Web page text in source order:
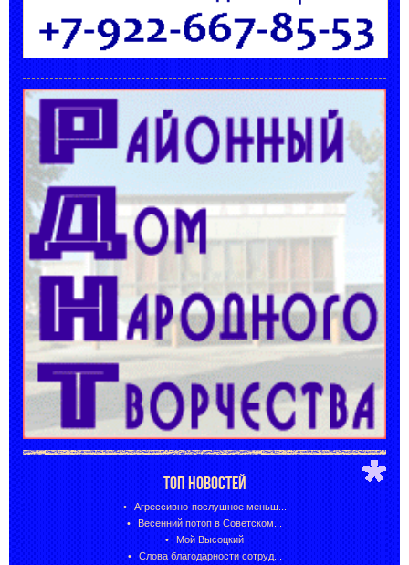
ТОП НОВОСТЕЙ
Агрессивно-послушное меньш...
Весенний потоп в Советском...
Мой Высоцкий
Слова благодарности сотруд...